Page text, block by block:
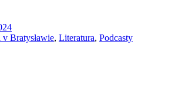
Bratysławie, Literatura, Podcasty